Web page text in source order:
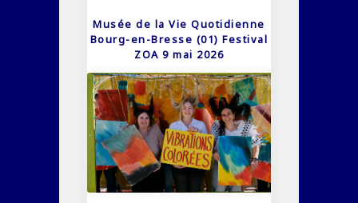
Musée de la Vie Quotidienne
Bourg-en-Bresse (01) Festival
ZOA 9 mai 2026